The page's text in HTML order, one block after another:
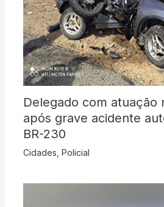
Delegado com atuação
após grave acidente
BR-230
Cidades Policial